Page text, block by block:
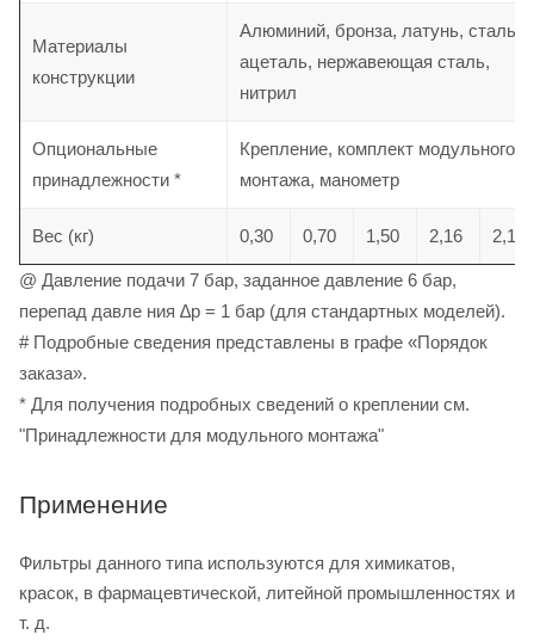
Материалы
конструкции
Алюминий, бронза, латунь, сталь,
ацеталь, нержавеющая сталь,
нитрил
Опциональные
принадлежности *
Крепление, комплект модульного
монтажа, манометр
Вес (кг) 0,30 0,70 1,50 2,16 2,12
@ Давление подачи 7 бар, заданное давление 6 бар,
перепад давле ния ∆p = 1 бар (для стандартных моделей).
# Подробные сведения представлены в графе «Порядок
заказа».
* Для получения подробных сведений о креплении см.
"Принадлежности для модульного монтажа"
Применение
Фильтры данного типа используются для химикатов,
красок, в фармацевтической, литейной промышленностях и
т. д.